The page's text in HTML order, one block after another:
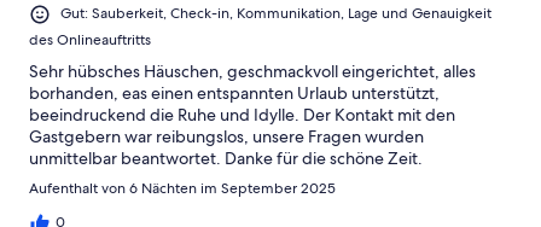
Gut: Sauberkeit, Check-in, Kommunikation, Lage und Genauigkeit
des Onlineauftritts
Sehr hübsches Häuschen, geschmackvoll eingerichtet, alles
borhanden, eas einen entspannten Urlaub unterstützt,
beeindruckend die Ruhe und Idylle. Der Kontakt mit den
Gastgebern war reibungslos, unsere Fragen wurden
unmittelbar beantwortet. Danke für die schöne Zeit.
Aufenthalt von 6 Nächten im September 2025
0